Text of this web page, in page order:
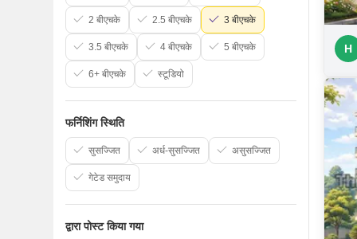
H
2 बीएचके 2.5 बीएचके 3 बीएचके
3.5 बीएचके 4 बीएचके 5 बीएचके
6+ बीएचके स्टूडियो
फर्निशिंग स्थिति
सुसज्जित अर्ध-सुसज्जित असुसज्जित
गेटेड समुदाय
द्वारा पोस्ट किया गया